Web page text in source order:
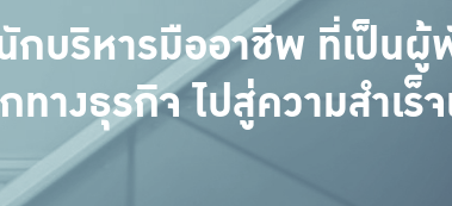
นักบริหารมืออาชีพ ที่เป็น
ทางธุรกิจ ไปสู่ความสำเ